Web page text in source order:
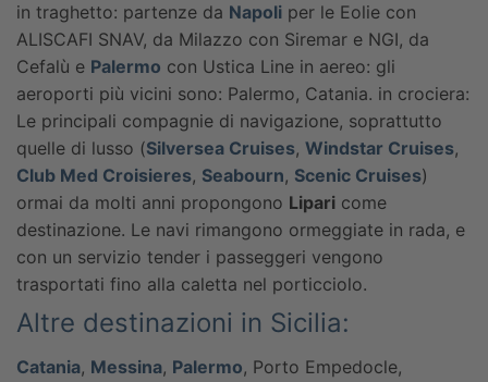
in traghetto: partenze da Napoli per le Eolie con
ALISCAFI SNAV, da Milazzo con Siremar e NGI, da
Cefalù e Palermo con Ustica Line in aereo: gli
aeroporti più vicini sono: Palermo, Catania. in crociera:
Le principali compagnie di navigazione, soprattutto
quelle di lusso (Silversea Cruises, Windstar Cruises,
Club Med Croisieres, Seabourn, Scenic Cruises)
ormai da molti anni propongono Lipari come
destinazione. Le navi rimangono ormeggiate in rada, e
con un servizio tender i passeggeri vengono
trasportati fino alla caletta nel porticciolo.
Altre destinazioni in Sicilia:
Catania, Messina, Palermo, Porto Empedocle,